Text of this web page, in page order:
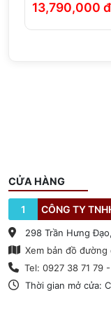
Chính Hãng
13,790,000 đ
CỬA HÀNG
1 CÔNG TY
298 Trần Hưng
Xem bản đồ đường
Tel: 0927 38 71 79
Thời gian mở cửa: